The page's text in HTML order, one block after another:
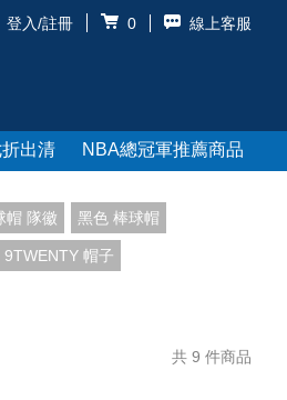
登入/註冊 0 線上客服
出清 NBA總冠軍推薦商品
帽 隊徽 黑色 棒球帽
9TWENTY 帽子
共 9 件商品